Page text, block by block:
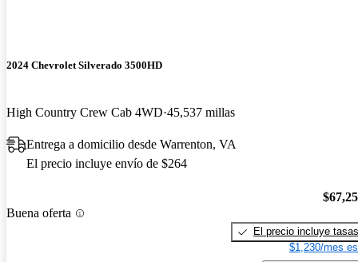
2024 Chevrolet Silverado 3500HD
High Country Crew Cab 4WD 45,537 millas
Entrega a domicilio desde Warrenton, VA
El precio incluye envío de $264
Buena oferta
El precio incluye tasas
$1,230/mes